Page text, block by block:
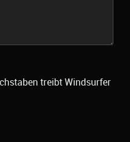
treibt Windsurfer